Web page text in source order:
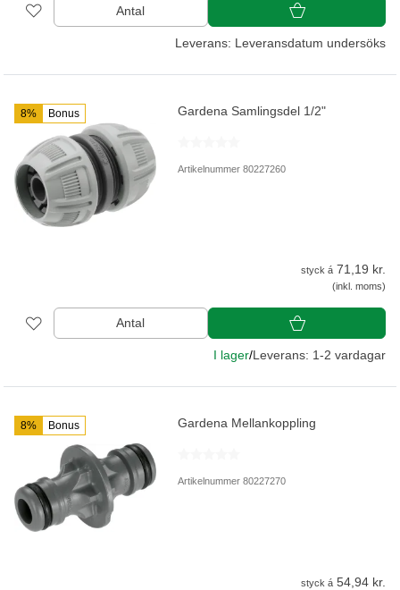
Antal
Leverans: Leveransdatum undersöks
8% Bonus Gardena Samlingsdel 1/2"
Artikelnummer 80227260
styck á 71,19 kr.
(inkl. moms)
Antal
I lager/Leverans: 1-2 vardagar
8% Bonus Gardena Mellankoppling
Artikelnummer 80227270
styck á 54,94 kr.